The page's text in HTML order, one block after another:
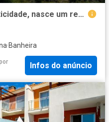
Entre a natureza e a autenticidade, nasce um refúgio único n. 515m² Albufeira e Olhos de Água
·Banheira
Infos do anúncio